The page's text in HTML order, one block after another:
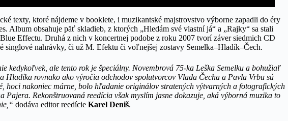
texty, ktoré nájdeme v booklete, i muzikantské majstrovstvo výborne zapadli do éry
Album obsahuje päť skladieb, z ktorých „Hledám své vlastní já“ a „Rajky“ sa stali
Effectu. Druhá z nich v koncertnej podobe z roku 2007 tvorí záver siedmich CD
singlové nahrávky, či už M. Efektu či voľnejšej zostavy Semelka–Hladík–Čech.
kedykoľvek, ale tento rok je špeciálny. Novembrová 75-ka Leška Semelku a bohužiaľ
Hladíka rovnako ako výročia odchodov spolutvorcov Vlada Čecha a Pavla Vrbu sú
hoci nakoniec márne, bolo hľadanie originálov stratených výtvarných a fotografických
Pajera. Rekonštruovaná reedícia však myslím jasne dokazuje, aká výborná muzika to
dodáva editor reedície Karel Deniš.